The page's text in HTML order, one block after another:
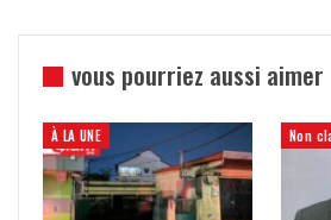
vous pourriez aussi aimer
À LA UNE Non